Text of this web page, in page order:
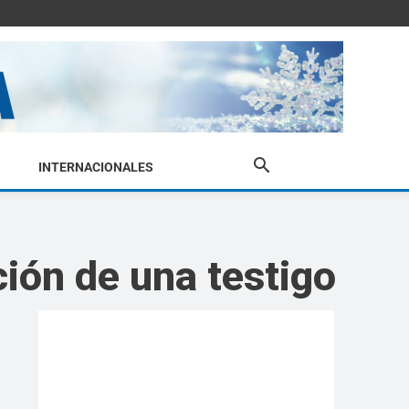
INTERNACIONALES
de una testigo